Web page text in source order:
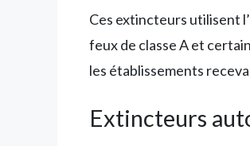
Ces extincteurs utilisent
feux de classe A et
les établissements
Extincteurs